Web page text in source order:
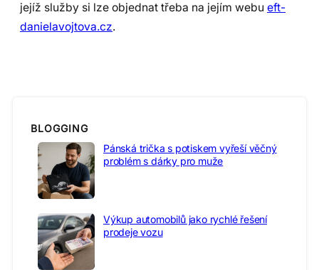
jejíž služby si lze objednat třeba na jejím webu eft-
danielavojtova.cz.
BLOGGING
Pánská trička s potiskem vyřeší věčný
problém s dárky pro muže
Výkup automobilů jako rychlé řešení
prodeje vozu